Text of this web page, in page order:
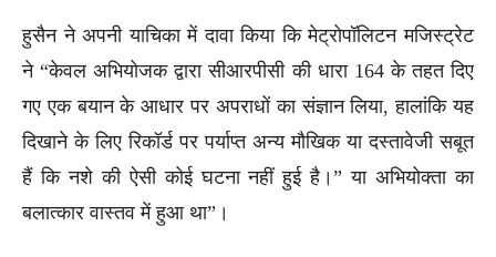
हुसैन ने अपनी याचिका में दावा किया कि मेट्रोपॉलिटन मजिस्ट्रेट
ने “केवल अभियोजक द्वारा सीआरपीसी की धारा 164 के तहत दिए
गए एक बयान के आधार पर अपराधों का संज्ञान लिया, हालांकि यह
दिखाने के लिए रिकॉर्ड पर पर्याप्त अन्य मौखिक या दस्तावेजी सबूत
हैं कि नशे की ऐसी कोई घटना नहीं हुई है।” या अभियोक्ता का
बलात्कार वास्तव में हुआ था”।